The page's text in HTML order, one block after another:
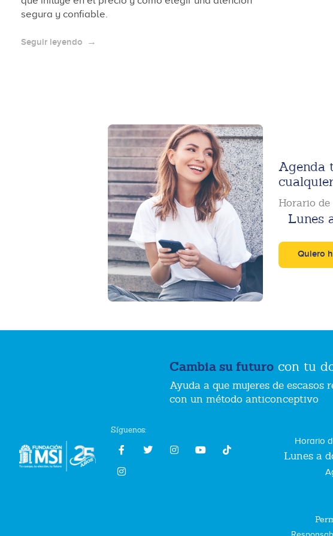
segura y confiable.
Seguir leyendo
Agenda
Horario
Lunes
Quiero
Cambia su futuro con tu
Ayuda a que mujeres de escasos
con un método anticonceptivo
Síguenos:
Horario
Lunes a